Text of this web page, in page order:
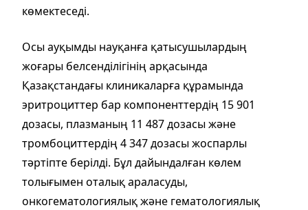
көмектеседі.
Осы ауқымды науқанға қатысушылардың
жоғары белсенділігінің арқасында
Қазақстандағы клиникаларға құрамында
эритроциттер бар компоненттердің 15 901
дозасы, плазманың 11 487 дозасы және
тромбоциттердің 4 347 дозасы жоспарлы
тәртіпте берілді. Бұл дайындалған көлем
толығымен оталық араласуды,
онкогематологиялық және гематологиялық